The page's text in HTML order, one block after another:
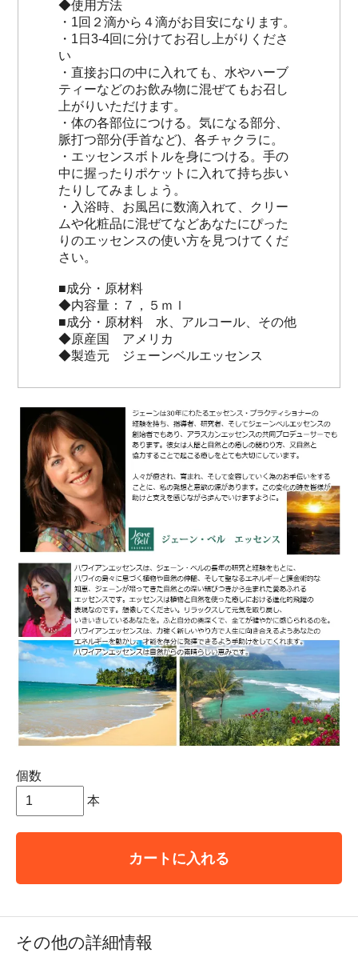
◆使用方法
・1回２滴から４滴がお目安になります。
・1日3-4回に分けてお召し上がりくださ
い
・直接お口の中に入れても、水やハーブ
ティーなどのお飲み物に混ぜてもお召し
上がりいただけます。
・体の各部位につける。気になる部分、
脈打つ部分(手首など)、各チャクラに。
・エッセンスボトルを身につける。手の
中に握ったりポケットに入れて持ち歩い
たりしてみましょう。
・入浴時、お風呂に数滴入れて、クリー
ムや化粧品に混ぜてなどあなたにぴった
りのエッセンスの使い方を見つけてくだ
さい。
■成分・原材料
◆内容量：７，５ｍｌ
■成分・原材料 水、アルコール、その他
◆原産国 アメリカ
◆製造元 ジェーンベルエッセンス
個数
本
カートに入れる
その他の詳細情報